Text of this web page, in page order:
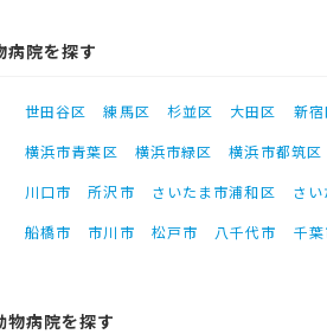
病院を探す
世田谷区 練馬区 杉並区 大田区 新
横浜市青葉区 横浜市緑区 横浜市都筑区
川口市 所沢市 さいたま市浦和区 さ
船橋市 市川市 松戸市 八千代市 千
物病院を探す